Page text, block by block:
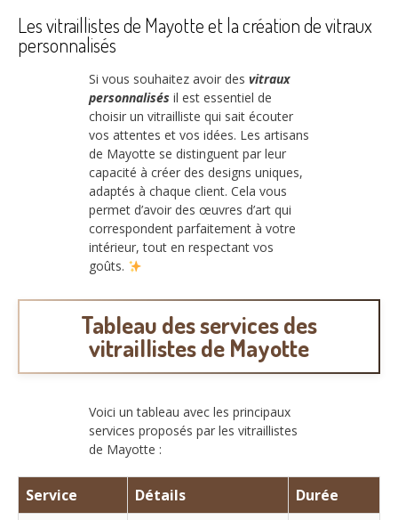
Les vitraillistes de Mayotte et la création de vitraux
personnalisés
Si vous souhaitez avoir des vitraux
personnalisés il est essentiel de
choisir un vitrailliste qui sait écouter
vos attentes et vos idées. Les artisans
de Mayotte se distinguent par leur
capacité à créer des designs uniques,
adaptés à chaque client. Cela vous
permet d’avoir des œuvres d’art qui
correspondent parfaitement à votre
intérieur, tout en respectant vos
goûts.
Tableau des services des
vitraillistes de Mayotte
Voici un tableau avec les principaux
services proposés par les vitraillistes
de Mayotte :
Service Détails
Durée